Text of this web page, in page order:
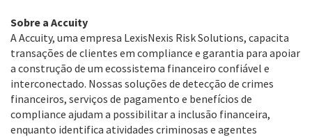
Sobre a Accuity
A Accuity, uma empresa LexisNexis Risk Solutions, capacita
transações de clientes em compliance e garantia para apoiar
a construção de um ecossistema financeiro confiável e
interconectado. Nossas soluções de detecção de crimes
financeiros, serviços de pagamento e benefícios de
compliance ajudam a possibilitar a inclusão financeira,
enquanto identifica atividades criminosas e agentes